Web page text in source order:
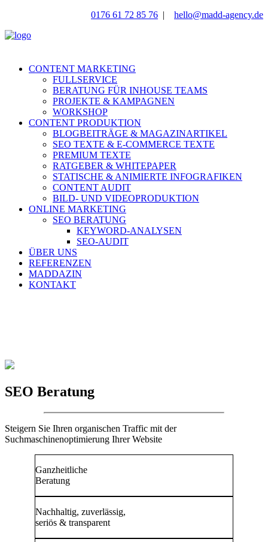
0176 61 72 85 76 | hello@madd-agency.de
CONTENT MARKETING
FULLSERVICE
BERATUNG FÜR INHOUSE TEAMS
PROJEKTE & KAMPAGNEN
WORKSHOP
CONTENT PRODUKTION
BLOGBEITRÄGE & MAGAZINARTIKEL
SEO TEXTE & E-COMMERCE TEXTE
PREMIUM TEXTE
RATGEBER & WHITEPAPER
STATISCHE & ANIMIERTE INFOGRAFIKEN
CONTENT AUDIT
BILD- UND VIDEOPRODUKTION
ONLINE MARKETING
SEO BERATUNG
KEYWORD-ANALYSEN
SEO-AUDIT
ÜBER UNS
REFERENZEN
MADDAZIN
KONTAKT
SEO Beratung
Steigern Sie Ihren organischen Traffic mit der
Suchmaschinenoptimierung Ihrer Website
Ganzheitliche
Beratung
Nachhaltig, zuverlässig,
seriös & transparent